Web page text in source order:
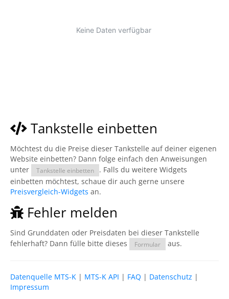
Tankstelle einbetten
Möchtest du die Preise dieser Tankstelle auf deiner eigenen
Website einbetten? Dann folge einfach den Anweisungen
unter
Tankstelle einbetten
. Falls du weitere Widgets
einbetten möchtest, schaue dir auch gerne unsere
Preisvergleich-Widgets an.
Fehler melden
Sind Grunddaten oder Preisdaten bei dieser Tankstelle
fehlerhaft? Dann fülle bitte dieses
Formular aus.
Datenquelle MTS-K | MTS-K API | FAQ | Datenschutz |
Impressum